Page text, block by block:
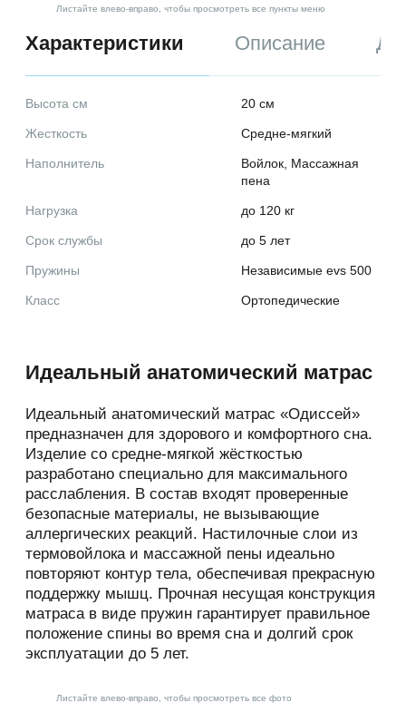
Листайте влево-вправо, чтобы просмотреть все пункты меню
Характеристики Описание
Высота см 20 см
Жесткость Средне-мягкий
Наполнитель
Войлок, Массажная
пена
Нагрузка до 120 кг
Срок службы до 5 лет
Пружины Независимые evs 500
Класс Ортопедические
Идеальный анатомический матрас
Идеальный анатомический матрас «Одиссей»
предназначен для здорового и комфортного сна.
Изделие со средне-мягкой жёсткостью
разработано специально для максимального
расслабления. В состав входят проверенные
безопасные материалы, не вызывающие
аллергических реакций. Настилочные слои из
термовойлока и массажной пены идеально
повторяют контур тела, обеспечивая прекрасную
поддержку мышц. Прочная несущая конструкция
матраса в виде пружин гарантирует правильное
положение спины во время сна и долгий срок
эксплуатации до 5 лет.
Листайте влево-вправо, чтобы просмотреть все фото
данных, состав персональных данных,
(операции), совершаемые с персональными
данными.
1.1.2. «Персональные данные» — любая
косвенно определенному, или определяемому
физическому лицу (субъекту персональных
1.1.3. «Обработка персональных данных» —
любое действие (операция) или
совершаемых с использованием средств
автоматизации или без использования таких
хранение, уточнение (обновление,
передачу (распространение, предоставление,
доступ), обезличивание, блокирование,
удаление, уничтожение персональных
данных.
1.1.4. «Конфиденциальность персональных
данных» — обязательное для соблюдения
Оператором или иным получившим доступ к
персональным данным лицом требование не
допускать их распространения без согласия
субъекта персональных данных
или наличия иного законного основания.
1.1.5. «Сайт » — это совокупность связанных
сети Интернет по уникальному адресу (URL):